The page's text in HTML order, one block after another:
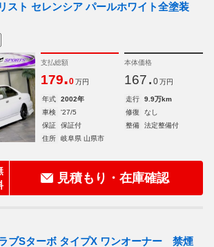
スト セレンシア パールホワイト全塗装
支払総額
179.0 万円
本体価格
167. 0 万円
年式 2002年 走行
9.9万km
車検
'27/5 修復
なし
保証
保証付 整備
法定整備付
住所
岐阜県 山県市
見積もり・在庫確認
ブSターボ タイプX ワンオーナー 禁煙